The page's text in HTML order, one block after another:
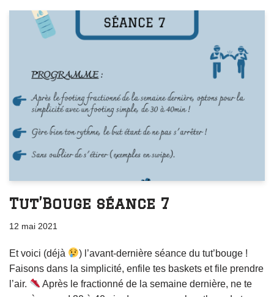
Tut’Bouge séance 7
12 mai 2021
Et voici (déjà
) l’avant-dernière séance du tut’bouge !
Faisons dans la simplicité, enfile tes baskets et file prendre
l’air.
Après le fractionné de la semaine dernière, ne te